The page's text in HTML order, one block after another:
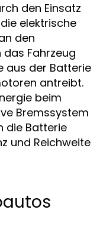
den Einsatz
elektrische
den
Fahrzeug
aus der Batterie
antreibt.
beim
Bremssystem
die Batterie
und Reichweite